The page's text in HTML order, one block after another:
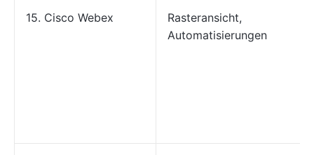
15. Cisco Webex
Rasteransicht,
Automatisierungen